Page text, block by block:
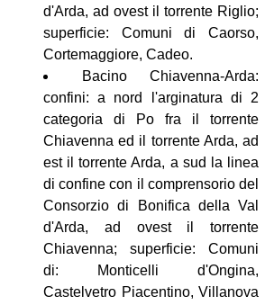
d'Arda, ad ovest il torrente Riglio;
superficie: Comuni di Caorso,
Cortemaggiore, Cadeo.
Bacino Chiavenna-Arda:
confini: a nord l'arginatura di 2
categoria di Po fra il torrente
Chiavenna ed il torrente Arda, ad
est il torrente Arda, a sud la linea
di confine con il comprensorio del
Consorzio di Bonifica della Val
d'Arda, ad ovest il torrente
Chiavenna; superficie: Comuni
di: Monticelli d'Ongina,
Castelvetro Piacentino, Villanova